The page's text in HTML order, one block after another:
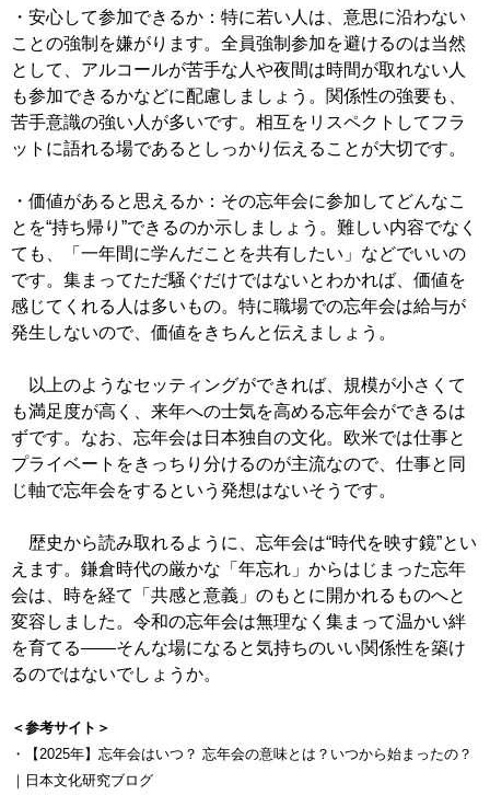
・安心して参加できるか：特に若い人は、意思に沿わない
ことの強制を嫌がります。全員強制参加を避けるのは当然
として、アルコールが苦手な人や夜間は時間が取れない人
も参加できるかなどに配慮しましょう。関係性の強要も、
苦手意識の強い人が多いです。相互をリスペクトしてフラ
ットに語れる場であるとしっかり伝えることが大切です。
・価値があると思えるか：その忘年会に参加してどんなこ
とを“持ち帰り”できるのか示しましょう。難しい内容でなく
ても、「一年間に学んだことを共有したい」などでいいの
です。集まってただ騒ぐだけではないとわかれば、価値を
感じてくれる人は多いもの。特に職場での忘年会は給与が
発生しないので、価値をきちんと伝えましょう。
以上のようなセッティングができれば、規模が小さくて
も満足度が高く、来年への士気を高める忘年会ができるは
ずです。なお、忘年会は日本独自の文化。欧米では仕事と
プライベートをきっちり分けるのが主流なので、仕事と同
じ軸で忘年会をするという発想はないそうです。
歴史から読み取れるように、忘年会は“時代を映す鏡”とい
えます。鎌倉時代の厳かな「年忘れ」からはじまった忘年
会は、時を経て「共感と意義」のもとに開かれるものへと
変容しました。令和の忘年会は無理なく集まって温かい絆
を育てる――そんな場になると気持ちのいい関係性を築け
るのではないでしょうか。
＜参考サイト＞
・【2025年】忘年会はいつ？ 忘年会の意味とは？いつから始まったの？
｜日本文化研究ブログ